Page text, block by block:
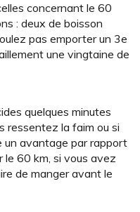
concernant le 60
: deux de boisson
pas emporter un 3e
une vingtaine de
quelques minutes
ressentez la faim ou si
un avantage par rapport
le 60 km, si vous avez
de manger avant le